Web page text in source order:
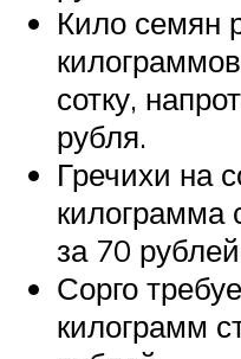
Кило семян
сотку,
рубля.
Гречихи на
килограмма
за 70
Сорго
килограмм